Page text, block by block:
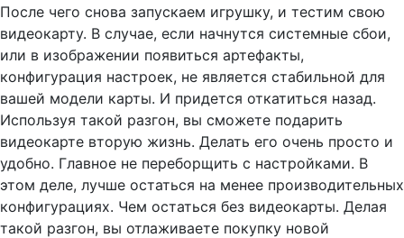
После чего снова запускаем игрушку, и тестим свою
видеокарту. В случае, если начнутся системные сбои,
или в изображении появиться артефакты,
конфигурация настроек, не является стабильной для
вашей модели карты. И придется откатиться назад.
Используя такой разгон, вы сможете подарить
видеокарте вторую жизнь. Делать его очень просто и
удобно. Главное не переборщить с настройками. В
этом деле, лучше остаться на менее производительных
конфигурациях. Чем остаться без видеокарты. Делая
такой разгон, вы отлаживаете покупку новой